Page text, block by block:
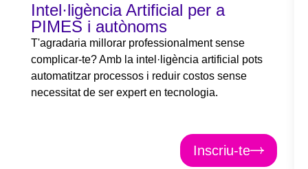
Intel·ligència Artificial per a
PIMES i autònoms
T'agradaria millorar professionalment sense
complicar-te? Amb la intel·ligència artificial pots
automatitzar processos i reduir costos sense
necessitat de ser expert en tecnologia.
Inscriu-te